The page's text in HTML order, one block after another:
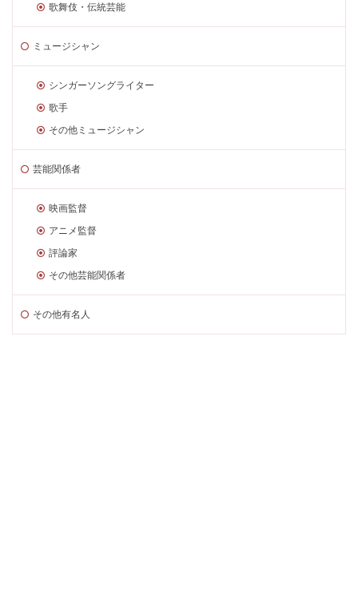
歌舞伎・伝統芸能
ミュージシャン
シンガーソングライター
歌手
その他ミュージシャン
芸能関係者
映画監督
アニメ監督
評論家
その他芸能関係者
その他有名人